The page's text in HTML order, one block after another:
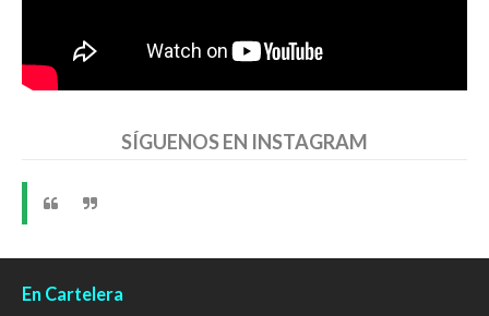
SÍGUENOS EN INSTAGRAM
En Cartelera